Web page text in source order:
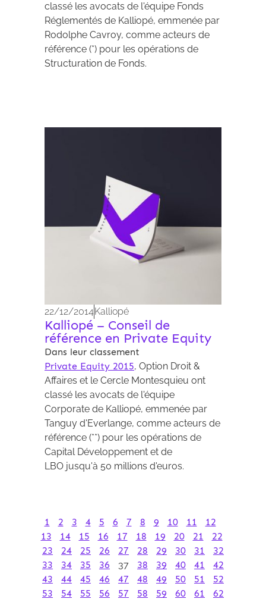
classé les avocats de l'équipe Fonds
Réglementés de Kalliopé, emmenée par
Rodolphe Cavroy, comme acteurs de
référence (*) pour les opérations de
Structuration de Fonds.
22/12/2014 Kalliopé
Kalliopé – Conseil de
référence en Private Equity
Dans leur classement
Private Equity 2015, Option Droit &
Affaires et le Cercle Montesquieu ont
classé les avocats de l'équipe
Corporate de Kalliopé, emmenée par
Tanguy d'Everlange, comme acteurs de
référence (**) pour les opérations de
Capital Développement et de
LBO jusqu'à 50 millions d'euros.
1 2 3 4 5 6 7 8 9 10 11
12
13
14 15 16 17 18 19 20 21
22
23
24 25 26 27 28 29 30 31
32
33
34 35 36 37 38 39 40 41
42
43
44 45 46 47 48 49 50 51
52
53
54 55 56 57 58 59 60 61
62